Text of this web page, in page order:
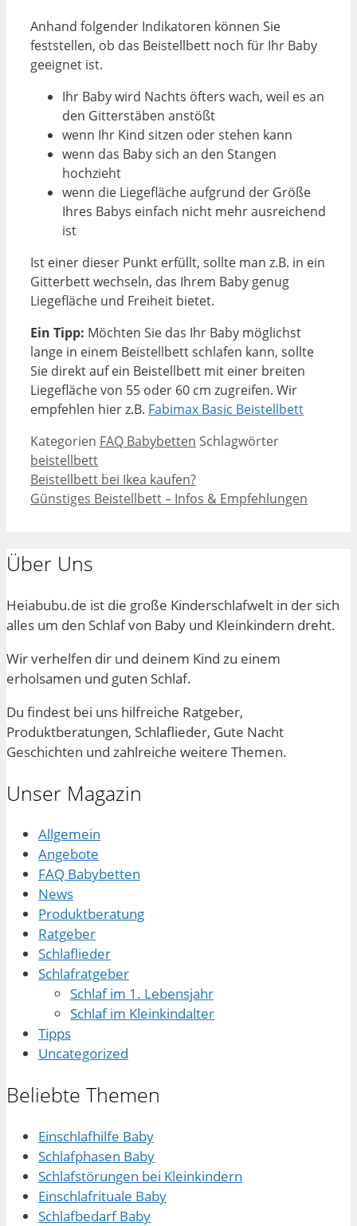
Anhand folgender Indikatoren können Sie
feststellen, ob das Beistellbett noch für Ihr Baby
geeignet ist.
Ihr Baby wird Nachts öfters wach, weil es an
den Gitterstäben anstößt
wenn Ihr Kind sitzen oder stehen kann
wenn das Baby sich an den Stangen
hochzieht
wenn die Liegefläche aufgrund der Größe
Ihres Babys einfach nicht mehr ausreichend
ist
Ist einer dieser Punkt erfüllt, sollte man z.B. in ein
Gitterbett wechseln, das Ihrem Baby genug
Liegefläche und Freiheit bietet.
Ein Tipp: Möchten Sie das Ihr Baby möglichst
lange in einem Beistellbett schlafen kann, sollte
Sie direkt auf ein Beistellbett mit einer breiten
Liegefläche von 55 oder 60 cm zugreifen. Wir
empfehlen hier z.B. Fabimax Basic Beistellbett
Kategorien FAQ Babybetten Schlagwörter
beistellbett
Beistellbett bei Ikea kaufen?
Günstiges Beistellbett – Infos & Empfehlungen
Über Uns
Heiabubu.de ist die große Kinderschlafwelt in der sich
alles um den Schlaf von Baby und Kleinkindern dreht.
Wir verhelfen dir und deinem Kind zu einem
erholsamen und guten Schlaf.
Du findest bei uns hilfreiche Ratgeber,
Produktberatungen, Schlaflieder, Gute Nacht
Geschichten und zahlreiche weitere Themen.
Unser Magazin
Allgemein
Angebote
FAQ Babybetten
News
Produktberatung
Ratgeber
Schlaflieder
Schlafratgeber
Schlaf im 1. Lebensjahr
Schlaf im Kleinkindalter
Tipps
Uncategorized
Beliebte Themen
Einschlafhilfe Baby
Schlafphasen Baby
Schlafstörungen bei Kleinkindern
Einschlafrituale Baby
Schlafbedarf Baby